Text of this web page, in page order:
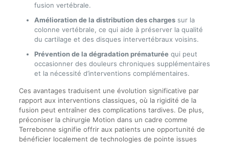
fusion vertébrale.
Amélioration de la distribution des chargessur la
colonne vertébrale, ce qui aide à préserver la qualité
du cartilage et des disques intervertébraux voisins.
Prévention de la dégradation prématuréequi peut
occasionner des douleurs chroniques supplémentaires
et la nécessité d’interventions complémentaires.
Ces avantages traduisent une évolution significative par
rapport aux interventions classiques, où la rigidité de la
fusion peut entraîner des complications tardives. De plus,
préconiser la chirurgie Motion dans un cadre comme
Terrebonne signifie offrir aux patients une opportunité de
bénéficier localement de technologies de pointe issues